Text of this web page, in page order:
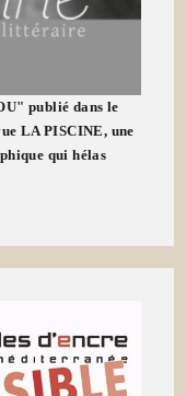
publié dans le
LA PISCINE, une
qui hélas